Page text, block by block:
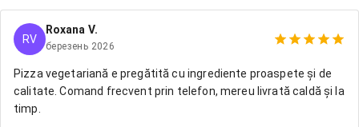
RV
Roxana V.
березень 2026
Pizza vegetariană e pregătită cu ingrediente proaspete și de
calitate. Comand frecvent prin telefon, mereu livrată caldă și la
timp.